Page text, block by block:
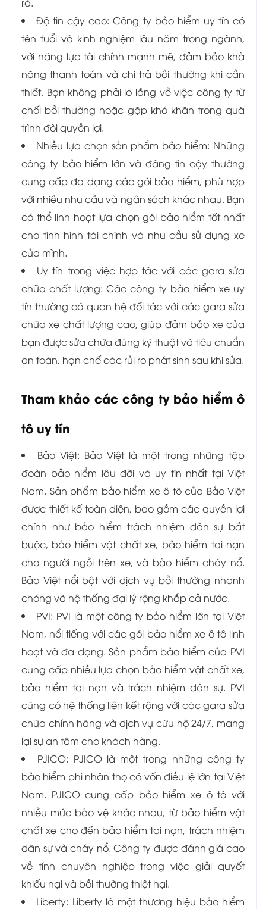
Độ tin cậy cao: Công ty bảo hiểm uy tín có
tên tuổi và kinh nghiệm lâu năm trong ngành,
với năng lực tài chính mạnh mẽ, đảm bảo khả
năng thanh toán và chi trả bồi thường khi cần
thiết. Bạn không phải lo lắng về việc công ty từ
chối bồi thường hoặc gặp khó khăn trong quá
trình đòi quyền lợi.
Nhiều lựa chọn sản phẩm bảo hiểm: Những
công ty bảo hiểm lớn và đáng tin cậy thường
cung cấp đa dạng các gói bảo hiểm, phù hợp
với nhiều nhu cầu và ngân sách khác nhau. Bạn
có thể linh hoạt lựa chọn gói bảo hiểm tốt nhất
cho tình hình tài chính và nhu cầu sử dụng xe
của mình.
Uy tín trong việc hợp tác với các gara sửa
chữa chất lượng: Các công ty bảo hiểm xe uy
tín thường có quan hệ đối tác với các gara sửa
chữa xe chất lượng cao, giúp đảm bảo xe của
bạn được sửa chữa đúng kỹ thuật và tiêu chuẩn
an toàn, hạn chế các rủi ro phát sinh sau khi sửa.
Tham khảo các công ty bảo hiểm ô
tô uy tín
Bảo Việt: Bảo Việt là một trong những tập
đoàn bảo hiểm lâu đời và uy tín nhất tại Việt
Nam. Sản phẩm bảo hiểm xe ô tô của Bảo Việt
được thiết kế toàn diện, bao gồm các quyền lợi
chính như bảo hiểm trách nhiệm dân sự bắt
buộc, bảo hiểm vật chất xe, bảo hiểm tai nạn
cho người ngồi trên xe, và bảo hiểm cháy nổ.
Bảo Việt nổi bật với dịch vụ bồi thường nhanh
chóng và hệ thống đại lý rộng khắp cả nước.
PVI: PVI là một công ty bảo hiểm lớn tại Việt
Nam, nổi tiếng với các gói bảo hiểm xe ô tô linh
hoạt và đa dạng. Sản phẩm bảo hiểm của PVI
cung cấp nhiều lựa chọn bảo hiểm vật chất xe,
bảo hiểm tai nạn và trách nhiệm dân sự. PVI
cũng có hệ thống liên kết rộng với các gara sửa
chữa chính hãng và dịch vụ cứu hộ 24/7, mang
lại sự an tâm cho khách hàng.
PJICO: PJICO là một trong những công ty
bảo hiểm phi nhân thọ có vốn điều lệ lớn tại Việt
Nam. PJICO cung cấp bảo hiểm xe ô tô với
nhiều mức bảo vệ khác nhau, từ bảo hiểm vật
chất xe cho đến bảo hiểm tai nạn, trách nhiệm
dân sự và cháy nổ. Công ty được đánh giá cao
về tính chuyên nghiệp trong việc giải quyết
khiếu nại và bồi thường thiệt hại.
Liberty: Liberty là một thương hiệu bảo hiểm